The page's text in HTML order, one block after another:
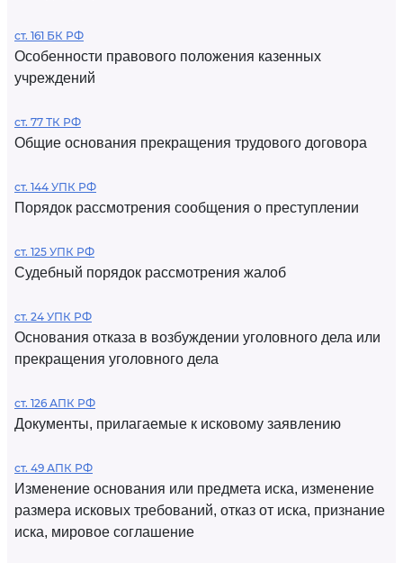
ст. 161 БК РФ
Особенности правового положения казенных
учреждений
ст. 77 ТК РФ
Общие основания прекращения трудового договора
ст. 144 УПК РФ
Порядок рассмотрения сообщения о преступлении
ст. 125 УПК РФ
Судебный порядок рассмотрения жалоб
ст. 24 УПК РФ
Основания отказа в возбуждении уголовного дела или
прекращения уголовного дела
ст. 126 АПК РФ
Документы, прилагаемые к исковому заявлению
ст. 49 АПК РФ
Изменение основания или предмета иска, изменение
размера исковых требований, отказ от иска, признание
иска, мировое соглашение